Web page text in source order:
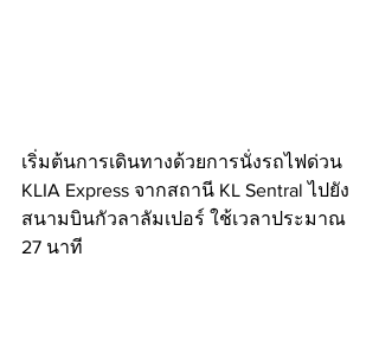
เริ่มต้นการเดินทางด้วยการนั่งรถไฟด่วน
KLIA Express จากสถานี KL Sentral ไปยัง
สนามบินกัวลาลัมเปอร์ ใช้เวลาประมาณ
27 นาที